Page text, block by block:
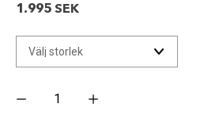
1.995 SEK
Textiljacka